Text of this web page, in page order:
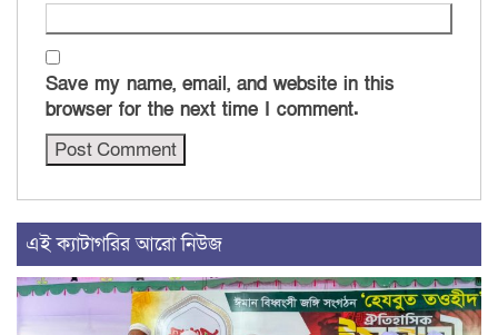
Save my name, email, and website in this
browser for the next time I comment.
এই ক্যাটাগরির আরো নিউজ